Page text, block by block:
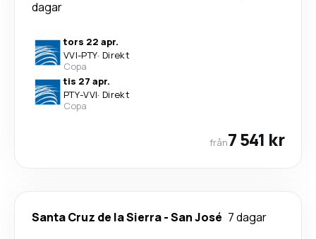
dagar
tors 22 apr.
VVI-PTY· Direkt
Copa
tis 27 apr.
PTY-VVI· Direkt
Copa
från7 541 kr
Santa Cruz de la Sierra-San José 7 dagar